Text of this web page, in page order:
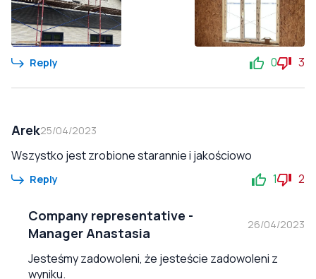
Reply 0 3
Arek25/04/2023
Wszystko jest zrobione starannie i jakościowo
Reply 1 2
Company representative -
Manager Anastasia
26/04/2023
Jesteśmy zadowoleni, że jesteście zadowoleni z
wyniku.